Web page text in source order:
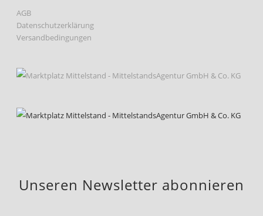
AGB
Datenschutzerklärung
Versandbedingungen
Unseren Newsletter abonnieren